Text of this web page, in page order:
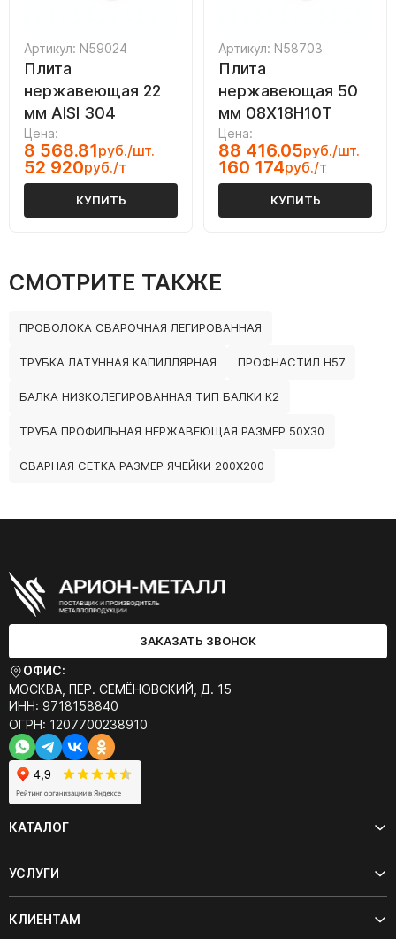
Артикул: N59024
Плита
нержавеющая 22
мм AISI 304
Цена:
8 568.81руб./шт.
52 920руб./т
КУПИТЬ
Артикул: N58703
Плита
нержавеющая 50
мм 08Х18Н10Т
Цена:
88 416.05руб./шт.
160 174руб./т
КУПИТЬ
СМОТРИТЕ ТАКЖЕ
ПРОВОЛОКА СВАРОЧНАЯ ЛЕГИРОВАННАЯ
ТРУБКА ЛАТУННАЯ КАПИЛЛЯРНАЯ ПРОФНАСТИЛ Н57
БАЛКА НИЗКОЛЕГИРОВАННАЯ ТИП БАЛКИ К2
ТРУБА ПРОФИЛЬНАЯ НЕРЖАВЕЮЩАЯ РАЗМЕР 50Х30
СВАРНАЯ СЕТКА РАЗМЕР ЯЧЕЙКИ 200Х200
ЗАКАЗАТЬ ЗВОНОК
ОФИС:
МОСКВА, ПЕР. СЕМЁНОВСКИЙ, Д. 15
ИНН: 9718158840
ОГРН: 1207700238910
КАТАЛОГ
УСЛУГИ
КЛИЕНТАМ